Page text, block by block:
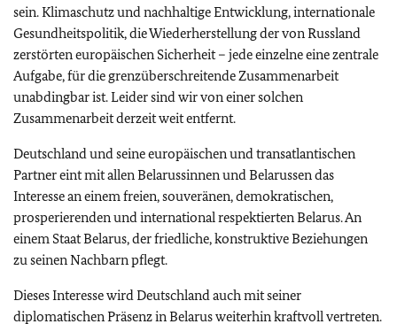
sein. Klimaschutz und nachhaltige Entwicklung, internationale
Gesundheitspolitik, die Wiederherstellung der von Russland
zerstörten europäischen Sicherheit – jede einzelne eine zentrale
Aufgabe, für die grenzüberschreitende Zusammenarbeit
unabdingbar ist. Leider sind wir von einer solchen
Zusammenarbeit derzeit weit entfernt.
Deutschland und seine europäischen und transatlantischen
Partner eint mit allen Belarussinnen und Belarussen das
Interesse an einem freien, souveränen, demokratischen,
prosperierenden und international respektierten Belarus. An
einem Staat Belarus, der friedliche, konstruktive Beziehungen
zu seinen Nachbarn pflegt.
Dieses Interesse wird Deutschland auch mit seiner
diplomatischen Präsenz in Belarus weiterhin kraftvoll vertreten.